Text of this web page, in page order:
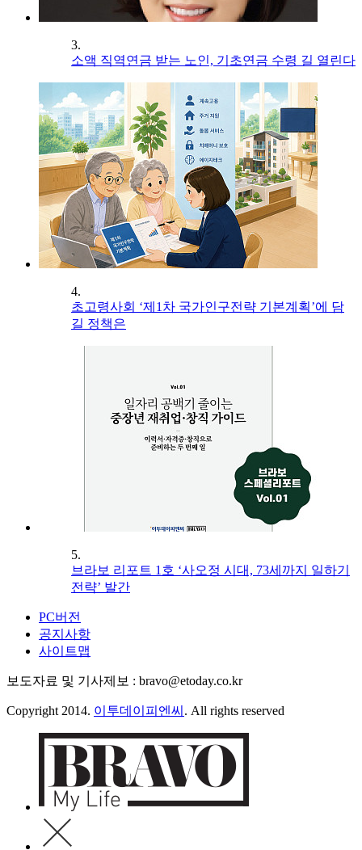
3.
소액 직역연금 받는 노인, 기초연금 수령 길 열린다
4.
초고령사회 ‘제1차 국가인구전략 기본계획’에 담
길 정책은
5.
브라보 리포트 1호 ‘사오정 시대, 73세까지 일하기
전략’ 발간
PC버전
공지사항
사이트맵
보도자료 및 기사제보 : bravo@etoday.co.kr
Copyright 2014. 이투데이피엔씨 . All rights reserved